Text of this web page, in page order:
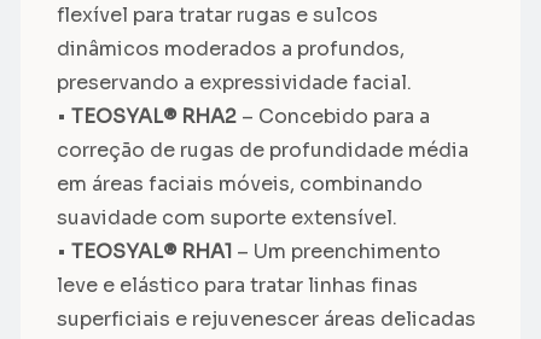
flexível para tratar rugas e sulcos
dinâmicos moderados a profundos,
preservando a expressividade facial.
• TEOSYAL® RHA2 – Concebido para a
correção de rugas de profundidade média
em áreas faciais móveis, combinando
suavidade com suporte extensível.
• TEOSYAL® RHA1 – Um preenchimento
leve e elástico para tratar linhas finas
superficiais e rejuvenescer áreas delicadas